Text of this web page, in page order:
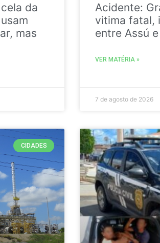
da
mas
Acidente:
vitima fatal,
entre Assú
VER MATÉRIA »
7 de agosto de 2026
CIDADES